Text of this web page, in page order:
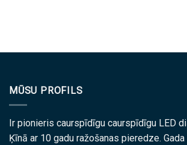
MŪSU PROFILS
Ir pionieris caurspīdīgu caurspīdīgu LED
Ķīnā ar 10 gadu ražošanas pieredze. Gada